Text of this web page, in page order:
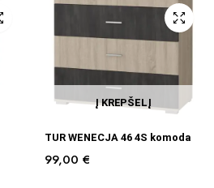
Į KREPŠELĮ
TUR WENECJA 46 4S komoda
99,00 €